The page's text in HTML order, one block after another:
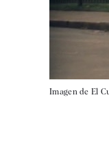
Imagen de El